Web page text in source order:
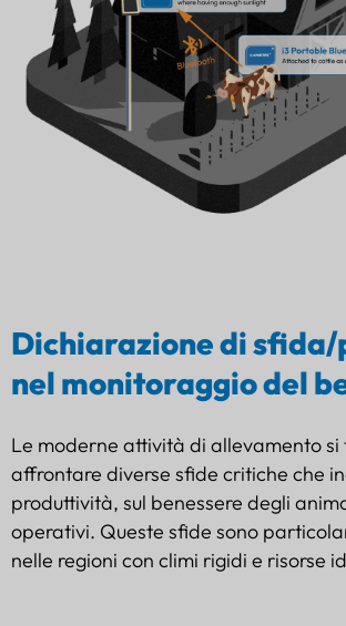
Dichiarazione di
nel monitoraggio del
Le moderne attività di allevamento si
affrontare diverse sfide critiche che
produttività, sul benessere degli
operativi. Queste sfide sono
nelle regioni con climi rigidi e risorse